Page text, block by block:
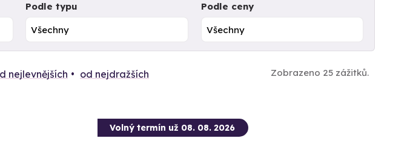
Podle typu Podle ceny
nejlevnějších od nejdražších Zobrazeno 25 zážitků.
Volný termín už 08. 08. 2026